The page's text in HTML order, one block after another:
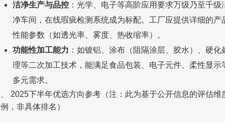
洁净生产与品控 ：光学、电子等高阶应用要求万级乃至千级
净车间，在线瑕疵检测系统成为标配。工厂应提供详细的产
性能参数（如透光率、雾度、热收缩率）。
功能性加工能力 ：如镀铝、涂布（阻隔涂层、胶水）、硬化
理等二次加工技术，能满足食品包装、电子元件、柔性显示
多元需求。
2025下半年优选方向参考（注：此为基于公开信息的评估维
，非具体排名）